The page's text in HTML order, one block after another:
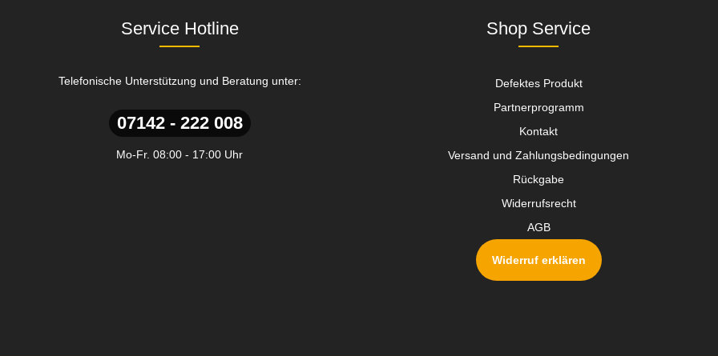
Service Hotline
Telefonische Unterstützung und Beratung unter:
07142 - 222 008
Mo-Fr. 08:00 - 17:00 Uhr
Shop Service
Defektes Produkt
Partnerprogramm
Kontakt
Versand und Zahlungsbedingungen
Rückgabe
Widerrufsrecht
AGB
Widerruf erklären